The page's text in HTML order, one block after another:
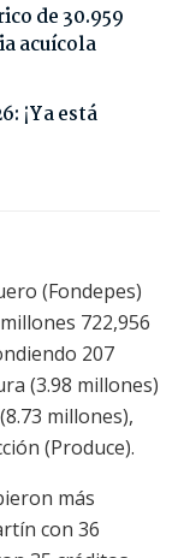
de 30.959
acuícola
¡Ya está
(Fondepes)
722,956
207
(3.98 millones)
millones),
(Produce).
más
con 36